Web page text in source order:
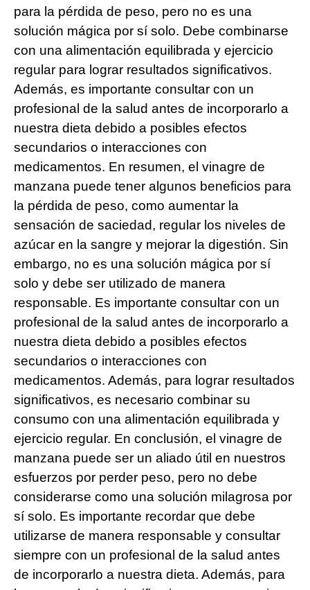
para la pérdida de peso, pero no es una
solución mágica por sí solo. Debe combinarse
con una alimentación equilibrada y ejercicio
regular para lograr resultados significativos.
Además, es importante consultar con un
profesional de la salud antes de incorporarlo a
nuestra dieta debido a posibles efectos
secundarios o interacciones con
medicamentos. En resumen, el vinagre de
manzana puede tener algunos beneficios para
la pérdida de peso, como aumentar la
sensación de saciedad, regular los niveles de
azúcar en la sangre y mejorar la digestión. Sin
embargo, no es una solución mágica por sí
solo y debe ser utilizado de manera
responsable. Es importante consultar con un
profesional de la salud antes de incorporarlo a
nuestra dieta debido a posibles efectos
secundarios o interacciones con
medicamentos. Además, para lograr resultados
significativos, es necesario combinar su
consumo con una alimentación equilibrada y
ejercicio regular. En conclusión, el vinagre de
manzana puede ser un aliado útil en nuestros
esfuerzos por perder peso, pero no debe
considerarse como una solución milagrosa por
sí solo. Es importante recordar que debe
utilizarse de manera responsable y consultar
siempre con un profesional de la salud antes
de incorporarlo a nuestra dieta. Además, para